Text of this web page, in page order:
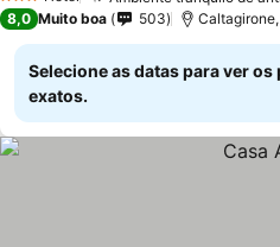
3 Estrelas
8,0 Muito boa 503
Selecione as datas para ver os
exatos.